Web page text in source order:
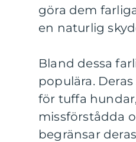
göra dem
en naturlig
Bland dessa
populära.
för tuffa
missförstådda
begränsar